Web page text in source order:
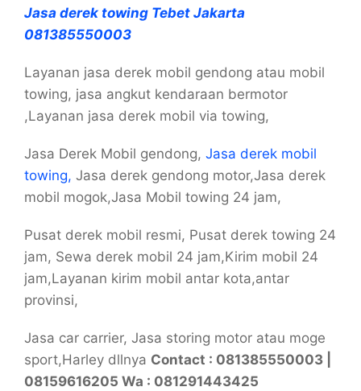
Jasa derek towing Tebet Jakarta
081385550003
Layanan jasa derek mobil gendong atau mobil
towing, jasa angkut kendaraan bermotor
,Layanan jasa derek mobil via towing,
Jasa Derek Mobil gendong, Jasa derek mobil
towing, Jasa derek gendong motor,Jasa derek
mobil mogok,Jasa Mobil towing 24 jam,
Pusat derek mobil resmi, Pusat derek towing 24
jam, Sewa derek mobil 24 jam,Kirim mobil 24
jam,Layanan kirim mobil antar kota,antar
provinsi,
Jasa car carrier, Jasa storing motor atau moge
sport,Harley dllnya Contact : 081385550003 |
08159616205 Wa : 081291443425